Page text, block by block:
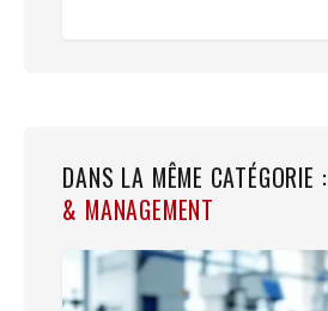
DANS LA MÊME CATÉGORIE :
& MANAGEMENT